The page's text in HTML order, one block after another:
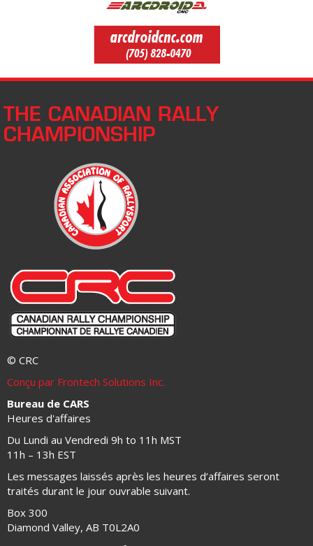
THE CANADIAN RALLY
CHAMPIONSHIP
© CRC
Conçu par Frontech Solutions Inc.
Bureau de CARS
Heures d'affaires
Du Lundi au Vendredi 9h to 11h MST
11h – 13h EST
Les messages laissés après les heures d’affaires seront
traités durant le jour ouvrable suivant.
Box 300
Diamond Valley, AB T0L2A0